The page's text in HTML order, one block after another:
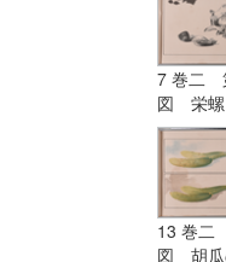
7 巻二
図 栄螺
（鉛筆
練習）
13 巻
図 胡瓜